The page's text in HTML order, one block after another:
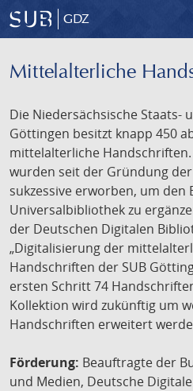
GDZ
Mittelalterliche
Die Niedersächsische
Göttingen besitzt knapp 450
mittelalterliche
wurden seit der Gründung
sukzessive erworben, um den
Universalbibliothek zu
der Deutschen Digitalen
„Digitalisierung der
Handschriften der SUB
ersten Schritt 74
Kollektion wird zukünftig um
Handschriften erweitert
Förderung: Beauftragte der
und Medien, Deutsche